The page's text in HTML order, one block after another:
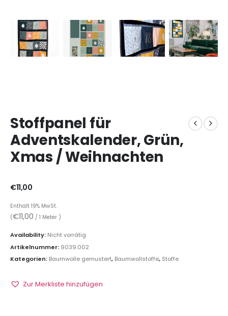
Stoffpanel für
Adventskalender, Grün,
Xmas / Weihnachten
€11,00
Enthält 19% MwSt.
(€11,00 / 1 Meter )
Availability: Nicht vorrätig
Artikelnummer: 9039.002
Kategorien: Baumwolle gemustert, Baumwollstoffe, Stoffe
Zur Merkliste hinzufügen